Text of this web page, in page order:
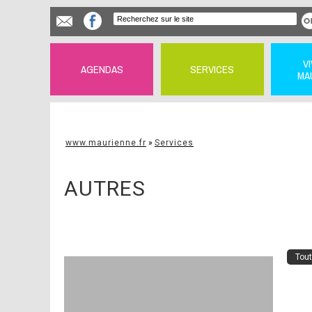
AGENDAS SERVICES
www.maurienne.fr » Services
AUTRES